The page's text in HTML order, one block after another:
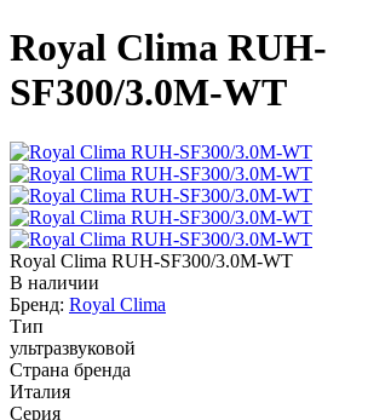
Royal Clima RUH-
SF300/3.0M-WT
Royal Clima RUH-SF300/3.0M-WT
В наличии
Бренд: Royal Clima
Тип
ультразвуковой
Страна бренда
Италия
Серия